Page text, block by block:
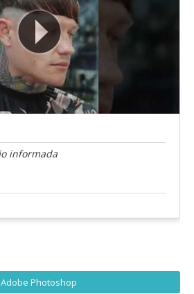
informada
Adobe Photoshop